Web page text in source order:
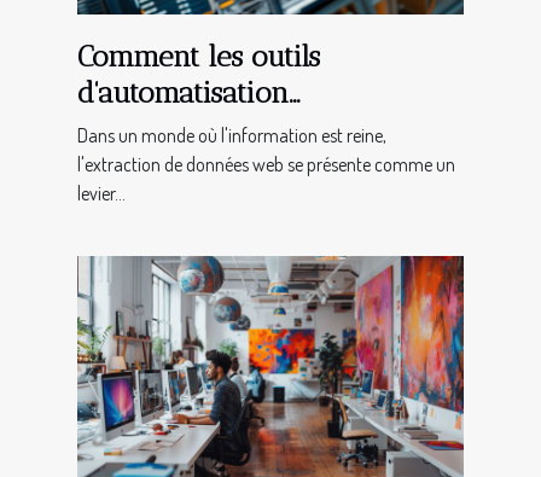
Comment les outils
d'automatisation
transforment l'extraction de
données web
Dans un monde où l'information est reine,
l'extraction de données web se présente comme un
levier...